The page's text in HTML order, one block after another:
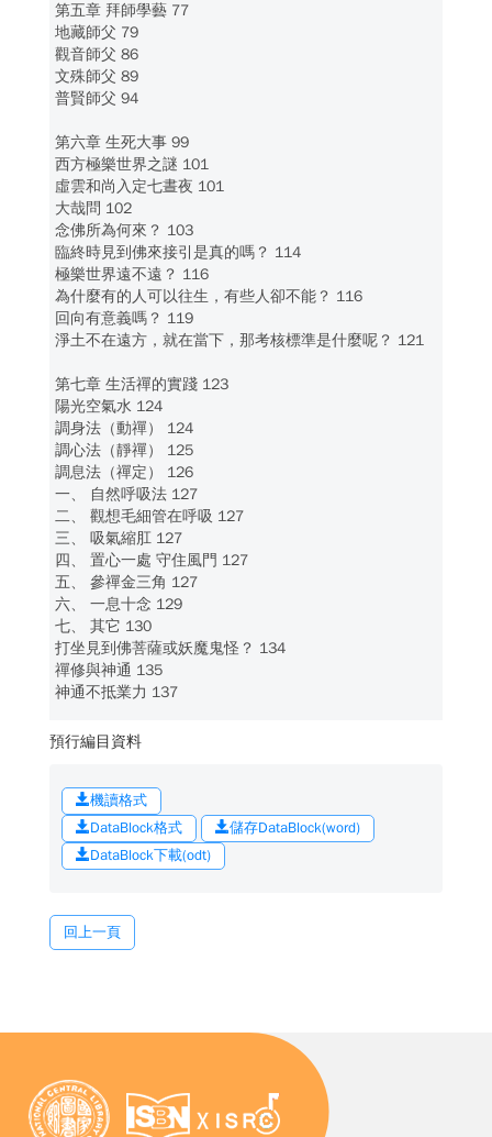
第五章 拜師學藝 77
地藏師父 79
觀音師父 86
文殊師父 89
普賢師父 94
第六章 生死大事 99
西方極樂世界之謎 101
虛雲和尚入定七晝夜 101
大哉問 102
念佛所為何來？ 103
臨終時見到佛來接引是真的嗎？ 114
極樂世界遠不遠？ 116
為什麼有的人可以往生，有些人卻不能？ 116
回向有意義嗎？ 119
淨土不在遠方，就在當下，那考核標準是什麼呢？ 121
第七章 生活禪的實踐 123
陽光空氣水 124
調身法（動禪） 124
調心法（靜禪） 125
調息法（禪定） 126
一、 自然呼吸法 127
二、 觀想毛細管在呼吸 127
三、 吸氣縮肛 127
四、 置心一處 守住風門 127
五、 參禪金三角 127
六、 一息十念 129
七、 其它 130
打坐見到佛菩薩或妖魔鬼怪？ 134
禪修與神通 135
神通不抵業力 137
預行編目資料
機讀格式
DataBlock格式
儲存DataBlock(word)
DataBlock下載(odt)
回上一頁